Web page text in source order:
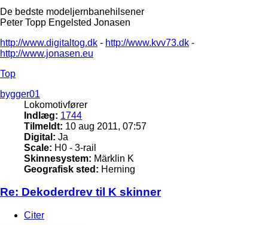
De bedste modeljernbanehilsener
Peter Topp Engelsted Jonasen
http://www.digitaltog.dk - http://www.kvv73.dk -
http://www.jonasen.eu
Top
bygger01
Lokomotivfører
Indlæg: 1744
Tilmeldt: 10 aug 2011, 07:57
Digital: Ja
Scale: H0 - 3-rail
Skinnesystem: Märklin K
Geografisk sted: Herning
Re: Dekoderdrev til K skinner
Citer